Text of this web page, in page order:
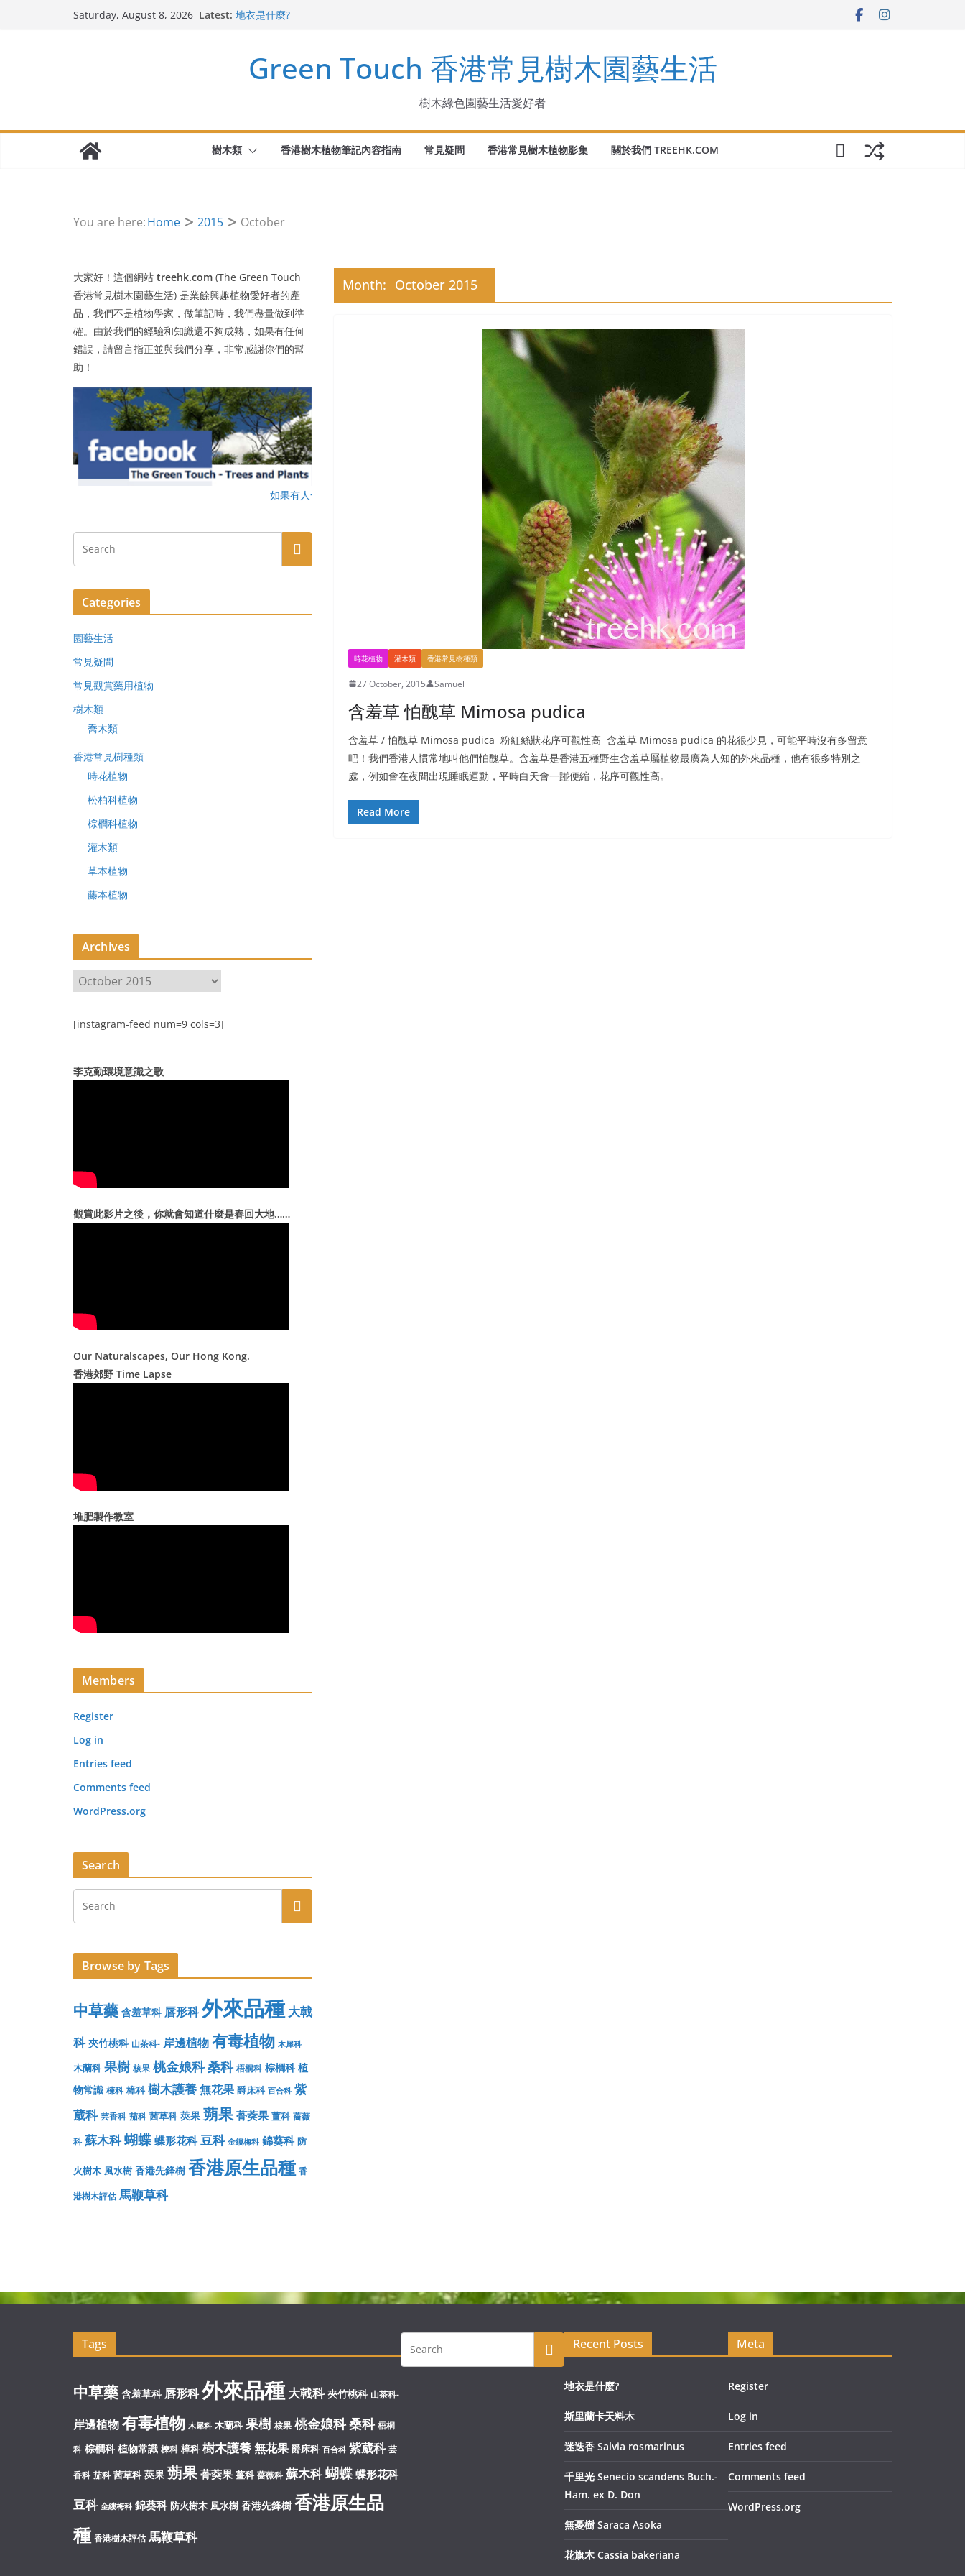
Saturday, August 8, 2026 Latest: 地衣是什麼?
千里光 Senecio scandens Buch.-Ham. ex D. Don
無憂樹 Saraca Asoka
Green Touch 香港常見樹木園藝生活
樹木綠色園藝生活愛好者
樹木類 香港樹木植物筆記內容指南 常見疑問 香港常見樹木植物影集 關於我們 TREEHK.COM
You are here:Home 2015 October
Month: October 2015
時花植物 灌木類 香港常見樹種類
27 October, 2015 Samuel
含羞草 怕醜草 Mimosa pudica
含羞草 / 怕醜草 Mimosa pudica 粉紅絲狀花序可觀性高 含羞草 Mimosa pudica 的花很少見，可能平時沒有多留意
吧！我們香港人慣常地叫他們怕醜草。含羞草是香港五種野生含羞草屬植物最廣為人知的外來品種，他有很多特別之
處，例如會在夜間出現睡眠運動，平時白天會一踫便縮，花序可觀性高。
Read More
大家好！這個網站 treehk.com (The Green Touch
香港常見樹木園藝生活) 是業餘興趣植物愛好者的產
品，我們不是植物學家，做筆記時，我們盡量做到準
確。由於我們的經驗和知識還不夠成熟，如果有任何
錯誤，請留言指正並與我們分享，非常感謝你們的幫
助！
如果有人一路行一路瞻天望地，他可能是跟我們一樣在看樹，辨認他們的形態，樹葉、花朵、果實。有興趣加入我們一起看看香港常見樹木嗎？或分享您的照片、經
Categories
園藝生活
常見疑問
常見觀賞藥用植物
樹木類
喬木類
香港常見樹種類
時花植物
松柏科植物
棕櫚科植物
灌木類
草本植物
藤本植物
Archives
h
v
[instagram-feed num=9 cols=3]
李克勤環境意識之歌
觀賞此影片之後，你就會知道什麼是春回大地……
Our Naturalscapes, Our Hong Kong.
香港郊野 Time Lapse
堆肥製作教室
Members
Register
Log in
Entries feed
Comments feed
WordPress.org
Search
Browse by Tags
中草藥 含羞草科 唇形科外來品種 大戟
科 夾竹桃科 山茶科- 岸邊植物有毒植物 木犀科
木蘭科 果樹 核果 桃金娘科桑科 梧桐科 棕櫚科 植
物常識 楝科 樟科 樹木護養無花果 爵床科 百合科 紫
葳科 芸香科 茄科 茜草科 莢果 蒴果蓇葖果 薑科 薔薇
科 蘇木科蝴蝶蝶形花科豆科 金縷梅科 錦葵科 防
火樹木 風水樹 香港先鋒樹 香港原生品種 香
港樹木評估 馬鞭草科
Tags
中草藥 含羞草科 唇形科外來品種 大戟科 夾竹桃科 山茶科-
岸邊植物有毒植物 木犀科 木蘭科 果樹 核果 桃金娘科桑科 梧桐
科 棕櫚科 植物常識 楝科 樟科 樹木護養無花果 爵床科 百合科 紫葳科 芸
香科 茄科 茜草科 莢果 蒴果蓇葖果 薑科 薔薇科 蘇木科蝴蝶蝶形花科
豆科 金縷梅科 錦葵科 防火樹木 風水樹 香港先鋒樹 香港原生品
種 香港樹木評估 馬鞭草科
Recent Posts
地衣是什麼?
斯里蘭卡天料木
迷迭香 Salvia rosmarinus
千里光 Senecio scandens Buch.-
Ham. ex D. Don
無憂樹 Saraca Asoka
花旗木 Cassia bakeriana
Meta
Register
Log in
Entries feed
Comments feed
WordPress.org